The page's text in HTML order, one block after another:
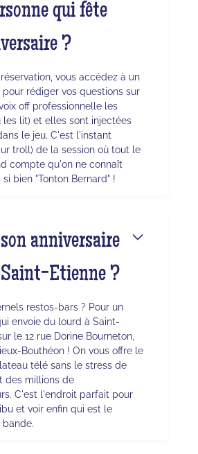
qui fête
?
vous accédez à un
rédiger vos questions sur
off professionnelle les
les lit) et elles sont injectées
le jeu. C'est l'instant
troll) de la session où tout le
compte qu'on ne connaît
bien "Tonton Bernard" !
anniversaire
Etienne ?
restos-bars ? Pour un
envoie du lourd à Saint-
le 12 rue Dorine Bourneton,
Bouthéon ! On vous offre le
télé sans le stress de
des millions de
C'est l'endroit parfait pour
et voir enfin qui est le